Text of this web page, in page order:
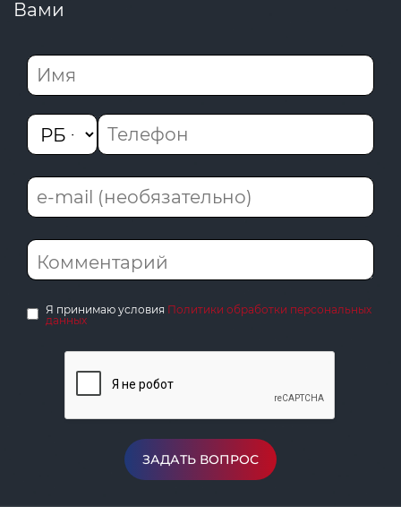
Вами
Я принимаю условия Политики обработки персональных
данных
ЗАДАТЬ ВОПРОС